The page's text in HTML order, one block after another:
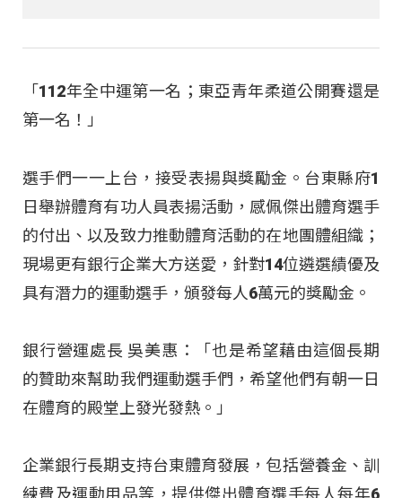
「112年全中運第一名；東亞青年柔道公開賽還是
第一名！」
選手們一一上台，接受表揚與獎勵金。台東縣府1
日舉辦體育有功人員表揚活動，感佩傑出體育選手
的付出、以及致力推動體育活動的在地團體組織；
現場更有銀行企業大方送愛，針對14位遴選績優及
具有潛力的運動選手，頒發每人6萬元的獎勵金。
銀行營運處長 吳美惠：「也是希望藉由這個長期
的贊助來幫助我們運動選手們，希望他們有朝一日
在體育的殿堂上發光發熱。」
企業銀行長期支持台東體育發展，包括營養金、訓